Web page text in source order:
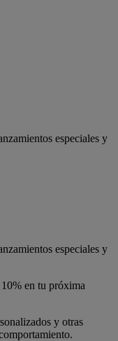
especiales y
especiales y
en tu próxima
y otras